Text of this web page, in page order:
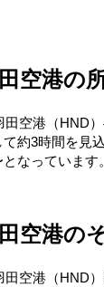
空港の
空港（HND
約3時間を見
となっていま
空港の
田空港（HND